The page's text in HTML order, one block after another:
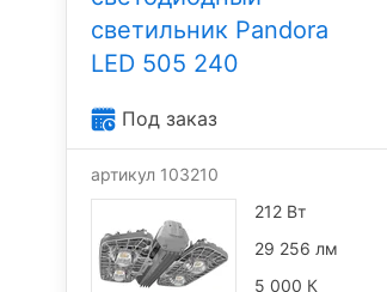
светильник Pandora
LED 505 240
Под заказ
артикул 103210
212 Вт
29 256 лм
5 000 К